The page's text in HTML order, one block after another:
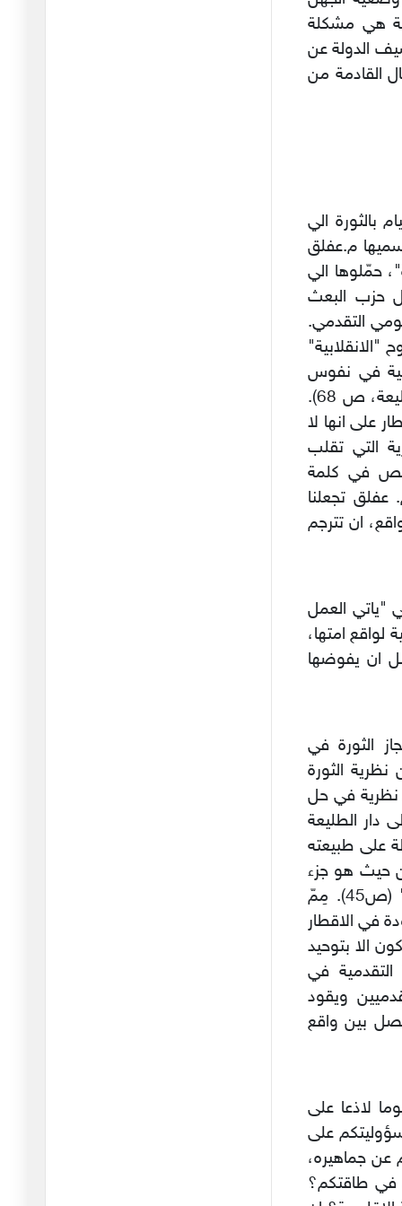
هي مشكلة
الدولة عن
القادمة من
الي
م.عفلق
حمّلوها الي
حزب البعث
التقدمي.
في نفوس
اعضاء البعث العربي وعقولهم" (في سبيل البعث، الط 2، دار الطليعة، ص 68).
على انها لا
التي تقلب
في كلمة
م. عفلق تجعلنا
ان تترجم
"ياتي العمل
امتها،
ان يفوضها
الثورة في
الثورة
نظرية في حل
) (ص44 ، الطبعة الاولى دار الطليعة
على طبيعته
حيث هو جزء
غير منفصل عن الشعب العربي يشُقُّ امامه الطريق الي التقدم" (ص45). مِمّ
في الاقطار
الا بتوحيد
التقدمية في
ويقود
بين واقع
لاذعا على
على
عن جماهيره،
في طاقتكم؟